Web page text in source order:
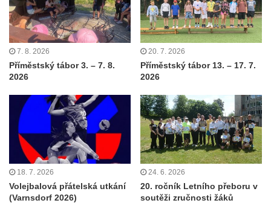
7. 8. 2026
Příměstský tábor 3. – 7. 8.
2026
20. 7. 2026
Příměstský tábor 13. – 17. 7.
2026
18. 7. 2026
Volejbalová přátelská utkání
(Varnsdorf 2026)
24. 6. 2026
20. ročník Letního přeboru v
soutěži zručnosti žáků